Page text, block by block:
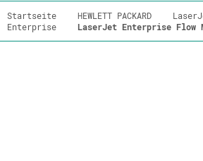
Startseite HEWLETT PACKARD
Enterprise
LaserJet Enterprise Flow